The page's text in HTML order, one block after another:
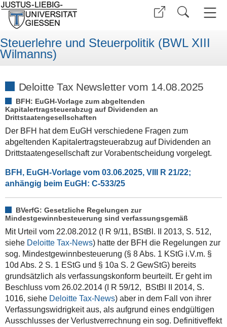
Steuerlehre und Steuerpolitik (BWL XIII
Wilmanns)
Deloitte Tax Newsletter vom 14.08.2025
BFH: EuGH-Vorlage zum abgeltenden
Kapitalertragsteuerabzug auf Dividenden an
Drittstaatengesellschaften
Der BFH hat dem EuGH verschiedene Fragen zum
abgeltenden Kapitalertragsteuerabzug auf Dividenden an
Drittstaatengesellschaft zur Vorabentscheidung vorgelegt.
BFH, EuGH-Vorlage vom 03.06.2025, VIII R 21/22;
anhängig beim EuGH: C-533/25
BVerfG: Gesetzliche Regelungen zur
Mindestgewinnbesteuerung sind verfassungsgemäß
Mit Urteil vom 22.08.2012 (I R 9/11, BStBl. II 2013, S. 512,
siehe Deloitte Tax-News) hatte der BFH die Regelungen zur
sog. Mindestgewinnbesteuerung (§ 8 Abs. 1 KStG i.V.m. §
10d Abs. 2 S. 1 EStG und § 10a S. 2 GewStG) bereits
grundsätzlich als verfassungskonform beurteilt. Er geht im
Beschluss vom 26.02.2014 (I R 59/12, BStBl II 2014, S.
1016, siehe Deloitte Tax-News) aber in dem Fall von ihrer
Verfassungswidrigkeit aus, als aufgrund eines endgültigen
Ausschlusses der Verlustverrechnung ein sog. Definitiveffekt